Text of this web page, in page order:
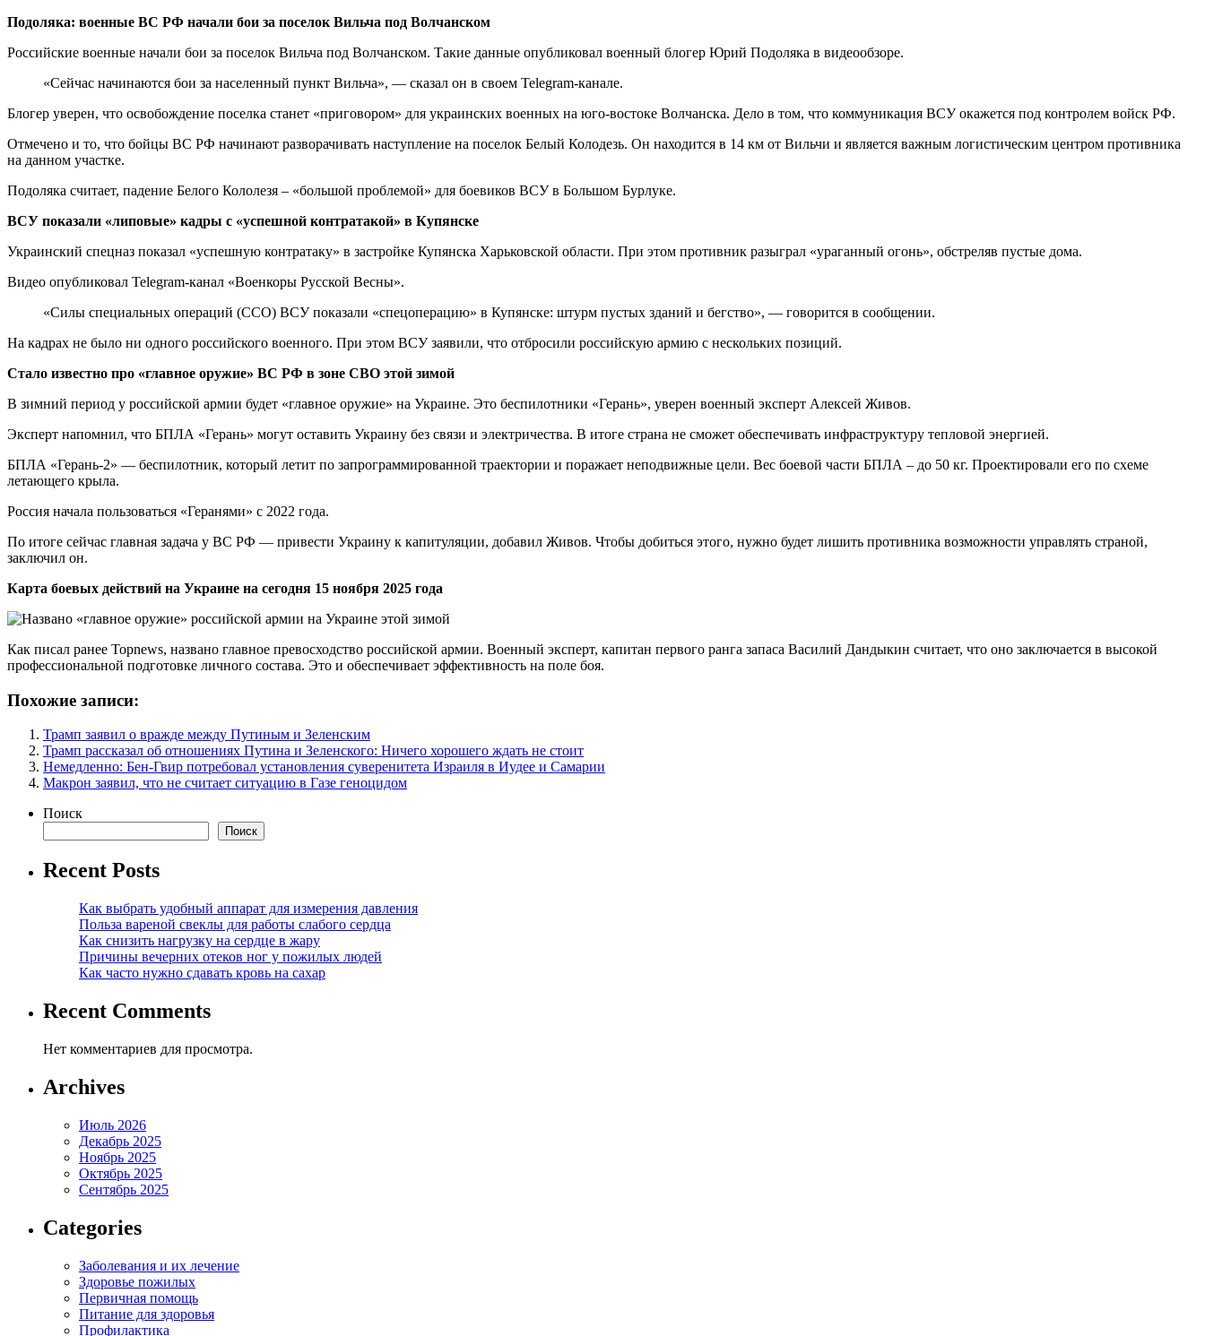
Подоляка: военные ВС РФ начали бои за поселок Вильча под Волчанском
Российские военные начали бои за поселок Вильча под Волчанском. Такие данные опубликовал военный блогер Юрий Подоляка в видеообзоре.
«Сейчас начинаются бои за населенный пункт Вильча», — сказал он в своем Telegram-канале.
Блогер уверен, что освобождение поселка станет «приговором» для украинских военных на юго-востоке Волчанска. Дело в том, что коммуникация ВСУ окажется под контролем войск РФ.
Отмечено и то, что бойцы ВС РФ начинают разворачивать наступление на поселок Белый Колодезь. Он находится в 14 км от Вильчи и является важным логистическим центром противника
на данном участке.
Подоляка считает, падение Белого Кололезя – «большой проблемой» для боевиков ВСУ в Большом Бурлуке.
ВСУ показали «липовые» кадры с «успешной контратакой» в Купянске
Украинский спецназ показал «успешную контратаку» в застройке Купянска Харьковской области. При этом противник разыграл «ураганный огонь», обстреляв пустые дома.
Видео опубликовал Telegram-канал «Военкоры Русской Весны».
«Силы специальных операций (ССО) ВСУ показали «спецоперацию» в Купянске: штурм пустых зданий и бегство», — говорится в сообщении.
На кадрах не было ни одного российского военного. При этом ВСУ заявили, что отбросили российскую армию с нескольких позиций.
Стало известно про «главное оружие» ВС РФ в зоне СВО этой зимой
В зимний период у российской армии будет «главное оружие» на Украине. Это беспилотники «Герань», уверен военный эксперт Алексей Живов.
Эксперт напомнил, что БПЛА «Герань» могут оставить Украину без связи и электричества. В итоге страна не сможет обеспечивать инфраструктуру тепловой энергией.
БПЛА «Герань-2» — беспилотник, который летит по запрограммированной траектории и поражает неподвижные цели. Вес боевой части БПЛА – до 50 кг. Проектировали его по схеме
летающего крыла.
Россия начала пользоваться «Геранями» с 2022 года.
По итоге сейчас главная задача у ВС РФ — привести Украину к капитуляции, добавил Живов. Чтобы добиться этого, нужно будет лишить противника возможности управлять страной,
заключил он.
Карта боевых действий на Украине на сегодня 15 ноября 2025 года
Как писал ранее Topnews, названо главное превосходство российской армии. Военный эксперт, капитан первого ранга запаса Василий Дандыкин считает, что оно заключается в высокой
профессиональной подготовке личного состава. Это и обеспечивает эффективность на поле боя.
Похожие записи:
Трамп заявил о вражде между Путиным и Зеленским
Трамп рассказал об отношениях Путина и Зеленского: Ничего хорошего ждать не стоит
Немедленно: Бен-Гвир потребовал установления суверенитета Израиля в Иудее и Самарии
Макрон заявил, что не считает ситуацию в Газе геноцидом
Поиск
Поиск
Recent Posts
Как выбрать удобный аппарат для измерения давления
Польза вареной свеклы для работы слабого сердца
Как снизить нагрузку на сердце в жару
Причины вечерних отеков ног у пожилых людей
Как часто нужно сдавать кровь на сахар
Recent Comments
Нет комментариев для просмотра.
Archives
Июль 2026
Декабрь 2025
Ноябрь 2025
Октябрь 2025
Сентябрь 2025
Categories
Заболевания и их лечение
Здоровье пожилых
Первичная помощь
Питание для здоровья
Профилактика